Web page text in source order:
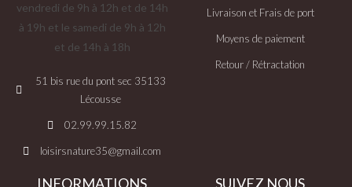
vendredi de 9h à 12h et de 14h
à 19h et le samedi de 9h à 12h
et de 14h à 18h
51 bis rue du pont sec 35133
Lécousse
02.99.99.15.82
loisirsnature35@gmail.com
Livraison et Frais de port
Moyens de paiement
Retour / Rétractation
INFORMATIONS SUIVEZ NOUS